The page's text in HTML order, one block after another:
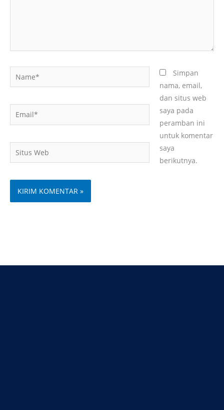
Email*
Situs
Web
Simpan
nama, email,
dan situs web
saya pada
peramban ini
untuk komentar
saya
berikutnya.